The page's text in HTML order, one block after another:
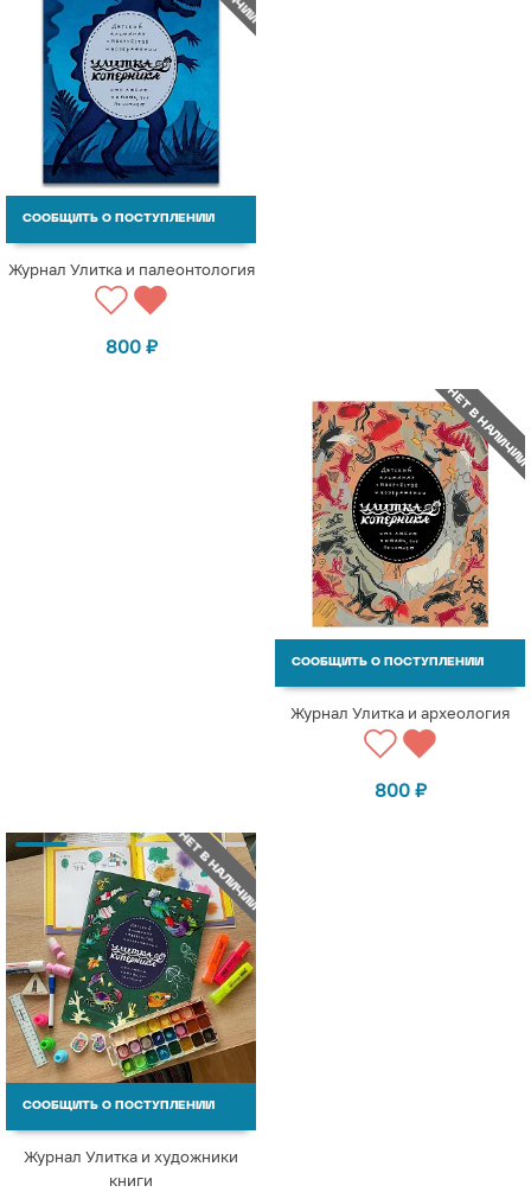
СООБЩИТЬ О ПОСТУПЛЕНИИ
Журнал Улитка и палеонтология
800 ₽
НЕТ В НАЛИЧИИ
СООБЩИТЬ О ПОСТУПЛЕНИИ
Журнал Улитка и археология
800 ₽
НЕТ В НАЛИЧИИ
СООБЩИТЬ О ПОСТУПЛЕНИИ
Журнал Улитка и художники
книги